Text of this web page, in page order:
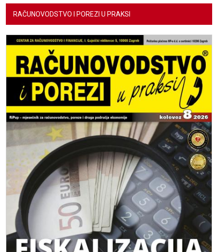
RAČUNOVODSTVO I POREZI U PRAKSI